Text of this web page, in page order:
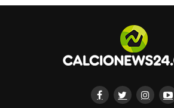
fanno parte del gioco.
nostra velocità il far crescere
–«Sappiamo